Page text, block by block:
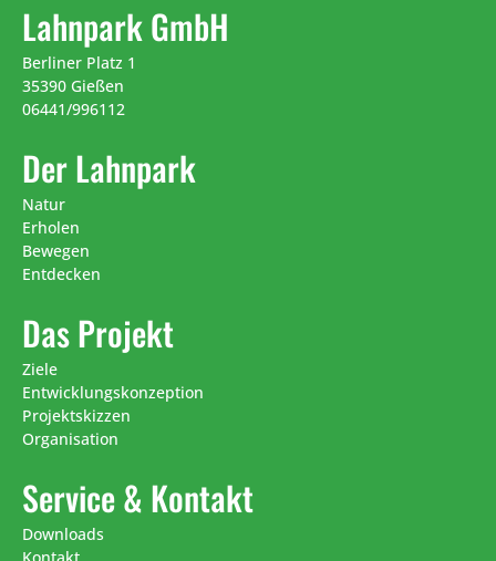
Lahnpark GmbH
Berliner Platz 1
35390 Gießen
06441/996112
Der Lahnpark
Natur
Erholen
Bewegen
Entdecken
Das Projekt
Ziele
Entwicklungskonzeption
Projektskizzen
Organisation
Service & Kontakt
Downloads